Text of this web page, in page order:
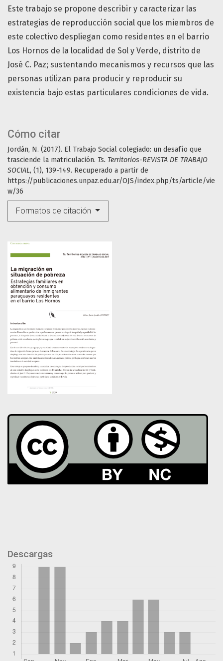
Cómo citar
Jordán, N. (2017). El Trabajo Social colegiado: un desafío que
trasciende la matriculación. Ts. Territorios-REVISTA DE TRABAJO
SOCIAL, (1), 139-149. Recuperado a partir de
https://publicaciones.unpaz.edu.ar/OJS/index.php/ts/article/vie
w/36
Formatos de citación
Este trabajo se propone describir y caracterizar las
estrategias de reproducción social que los miembros de
este colectivo despliegan como residentes en el barrio
Los Hornos de la localidad de Sol y Verde, distrito de
José C. Paz; sustentando mecanismos y recursos que las
personas utilizan para producir y reproducir su
existencia bajo estas particulares condiciones de vida.
Descargas